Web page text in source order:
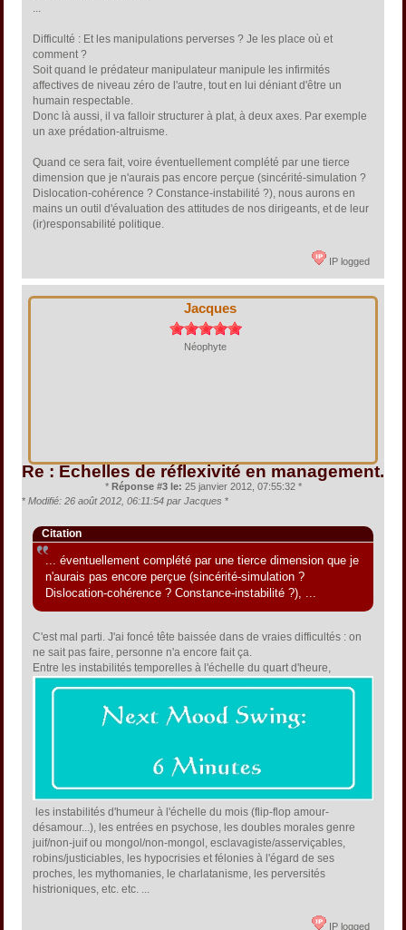
Difficulté : Et les manipulations perverses ? Je les place où et
comment ?
Soit quand le prédateur manipulateur manipule les infirmités
affectives de niveau zéro de l'autre, tout en lui déniant d'être un
humain respectable.
Donc là aussi, il va falloir structurer à plat, à deux axes. Par exemple
un axe prédation-altruisme.
Quand ce sera fait, voire éventuellement complété par une tierce
dimension que je n'aurais pas encore perçue (sincérité-simulation ?
Dislocation-cohérence ? Constance-instabilité ?), nous aurons en
mains un outil d'évaluation des attitudes de nos dirigeants, et de leur
(ir)responsabilité politique.
IP logged
Jacques
Néophyte
Re : Echelles de réflexivité en management.
* Réponse #3 le: 25 janvier 2012, 07:55:32 *
* Modifié: 26 août 2012, 06:11:54 par Jacques *
Citation
... éventuellement complété par une tierce dimension que je
n'aurais pas encore perçue (sincérité-simulation ?
Dislocation-cohérence ? Constance-instabilité ?), ...
C'est mal parti. J'ai foncé tête baissée dans de vraies difficultés : on
ne sait pas faire, personne n'a encore fait ça.
Entre les instabilités temporelles à l'échelle du quart d'heure,
les instabilités d'humeur à l'échelle du mois (flip-flop amour-
désamour...), les entrées en psychose, les doubles morales genre
juif/non-juif ou mongol/non-mongol, esclavagiste/asserviçables,
robins/justiciables, les hypocrisies et félonies à l'égard de ses
proches, les mythomanies, le charlatanisme, les perversités
histrioniques, etc. etc. ...
IP logged